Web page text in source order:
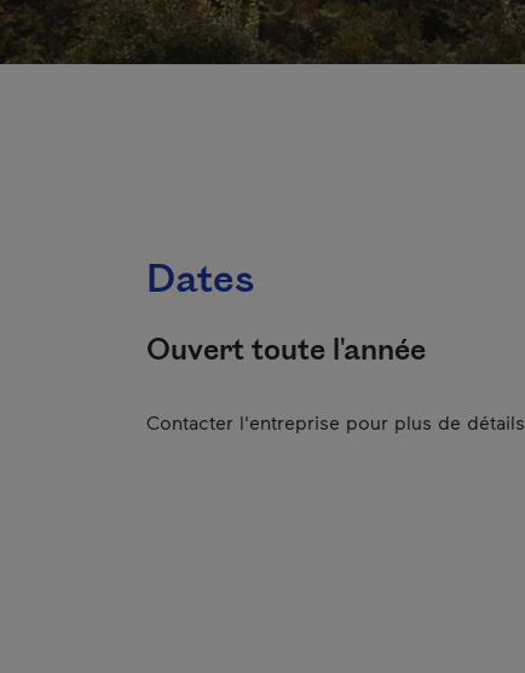
Dates
Ouvert toute l'année
Contacter l'entreprise pour plus de détails